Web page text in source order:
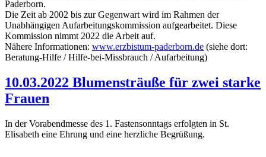
Paderborn.
Die Zeit ab 2002 bis zur Gegenwart wird im Rahmen der
Unabhängigen Aufarbeitungskommission aufgearbeitet. Diese
Kommission nimmt 2022 die Arbeit auf.
Nähere Informationen: www.erzbistum-paderborn.de (siehe dort:
Beratung-Hilfe / Hilfe-bei-Missbrauch / Aufarbeitung)
10.03.2022 Blumensträuße für zwei starke
Frauen
In der Vorabendmesse des 1. Fastensonntags erfolgten in St.
Elisabeth eine Ehrung und eine herzliche Begrüßung.